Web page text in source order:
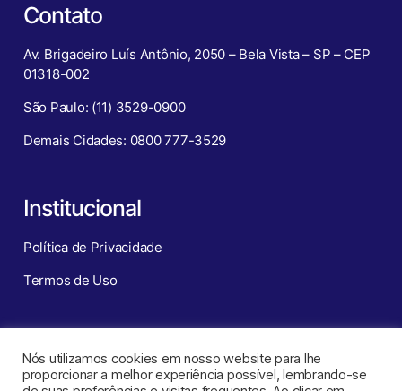
Contato
Av. Brigadeiro Luís Antônio, 2050 – Bela Vista – SP – CEP
01318-002
São Paulo: (11) 3529-0900
Demais Cidades: 0800 777-3529
Institucional
Política de Privacidade
Termos de Uso
Redes Sociais
Nós utilizamos cookies em nosso website para lhe
proporcionar a melhor experiência possível, lembrando-se